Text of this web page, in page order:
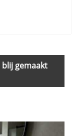
gemaakt